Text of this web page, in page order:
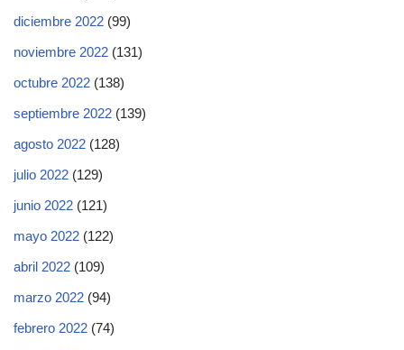
diciembre 2022 (99)
noviembre 2022 (131)
octubre 2022 (138)
septiembre 2022 (139)
agosto 2022 (128)
julio 2022 (129)
junio 2022 (121)
mayo 2022 (122)
abril 2022 (109)
marzo 2022 (94)
febrero 2022 (74)